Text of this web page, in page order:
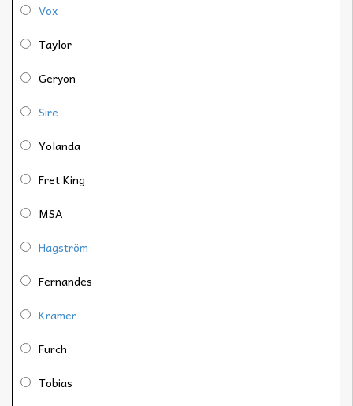
Vox
Taylor
Geryon
Sire
Yolanda
Fret King
MSA
Hagström
Fernandes
Kramer
Furch
Tobias